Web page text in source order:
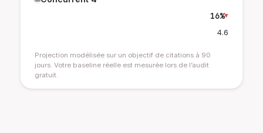
16%▼
4.6
Projection modélisée sur un objectif de citations à 90
jours. Votre baseline réelle est mesurée lors de l’audit
gratuit.